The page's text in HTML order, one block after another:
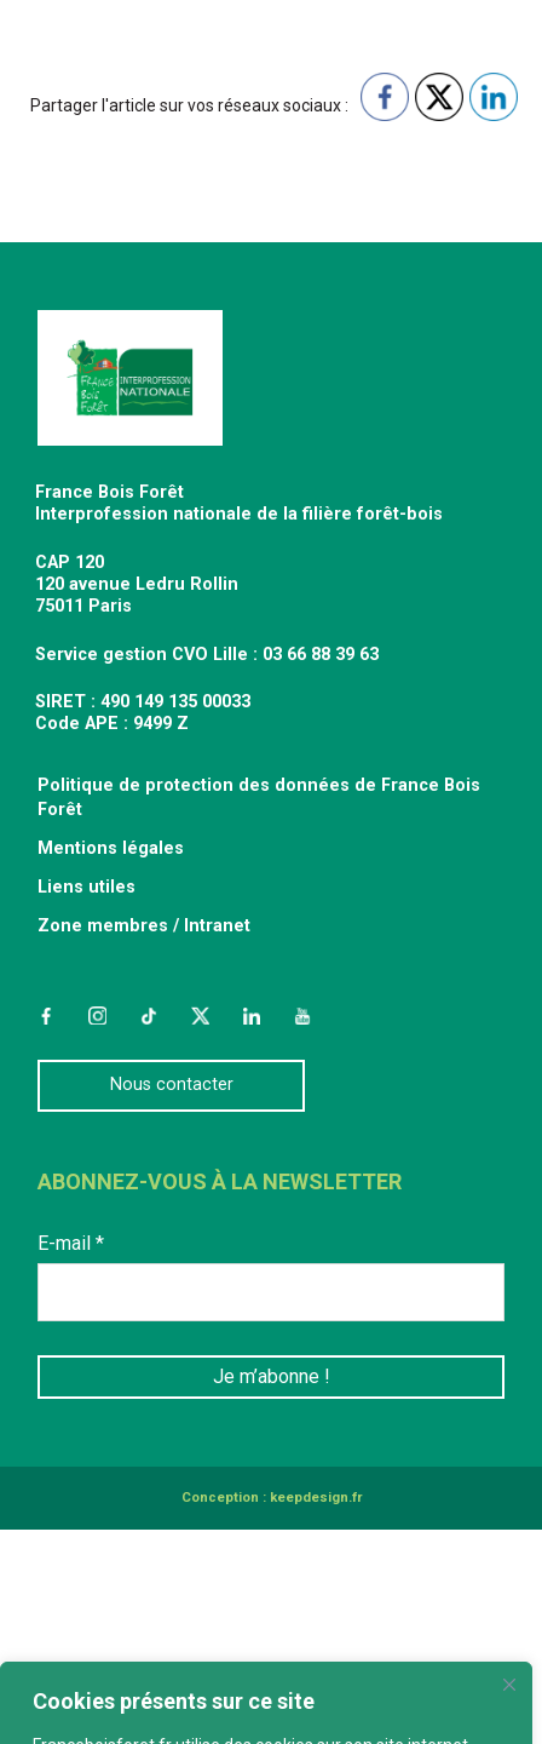
Cookies présents sur ce site
Partager l'article sur vos réseaux sociaux :
France Bois Forêt
Interprofession nationale de la filière forêt-bois
CAP 120
120 avenue Ledru Rollin
75011 Paris
Service gestion CVO Lille : 03 66 88 39 63
SIRET : 490 149 135 00033
Code APE : 9499 Z
Politique de protection des données de France Bois
Forêt
Mentions légales
Liens utiles
Zone membres / Intranet
FacebookInstagramTikTokTwitterLinkedInYouTube
Nous contacter
ABONNEZ-VOUS À LA NEWSLETTER
E-mail *
Conception : keepdesign.fr